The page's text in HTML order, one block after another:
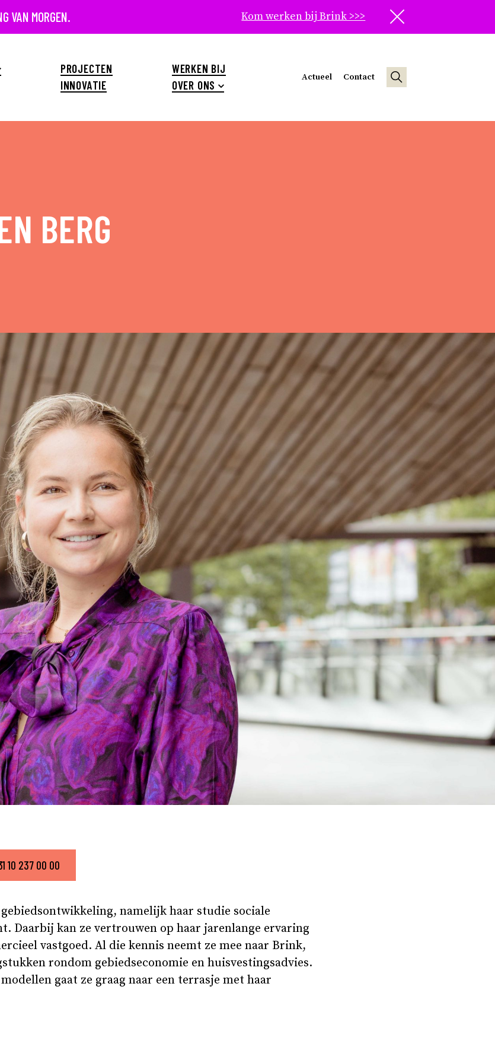
VAN MORGEN. Kom werken bij Brink >>> Sluit
PROJECTEN
INNOVATIE
WERKEN BIJ
OVER ONS
Actueel Contact
BERG
10 237 00 00
namelijk haar studie sociale
Daarbij kan ze vertrouwen op haar jarenlange ervaring
vastgoed. Al die kennis neemt ze mee naar Brink,
rondom gebiedseconomie en huisvestingsadvies.
gaat ze graag naar een terrasje met haar